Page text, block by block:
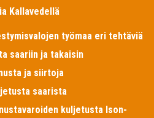
Kallavedellä
työmaa eri tehtäviä
saariin ja takaisin
ja siirtoja
saarista
kuljetusta Ison-